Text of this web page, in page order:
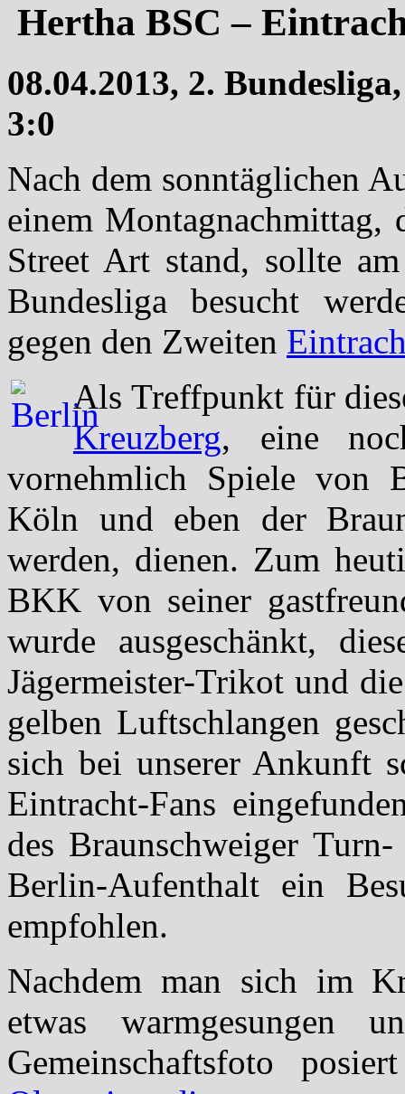
Hertha BSC –
08.04.2013, 2.
3:0
Nach dem sonntäglichen
einem
Street Art stand, sollte
Bundesliga besucht
gegen den Zweiten
Als Treffpunkt für
Kreuzberg, eine
vornehmlich Spiele von
Köln und eben der
werden, dienen. Zum
BKK von seiner
wurde ausgeschänkt,
Jägermeister-Trikot und
gelben Luftschlangen
sich bei unserer Ankunft
Eintracht-Fans
des Braunschweiger
Berlin-Aufenthalt ein
empfohlen.
Nachdem man sich im
etwas warmgesungen
Gemeinschaftsfoto